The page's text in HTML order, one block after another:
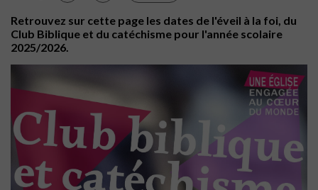
Retrouvez sur cette page les dates de l'éveil à la foi, du
Club Biblique et du catéchisme pour l'année scolaire
2025/2026.